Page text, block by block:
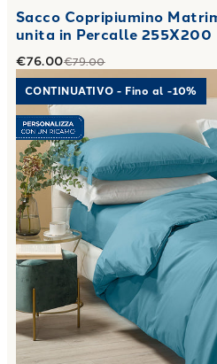
Sacco Copripiumino
unita in Percalle 255X200
€76.00€79.00
Link to "Completo
CONTINUATIVO - Fino al -10%